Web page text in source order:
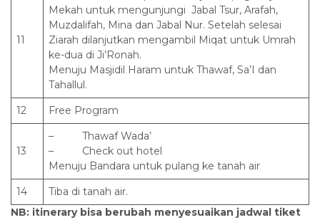
11
Mekah untuk mengunjungi Jabal Tsur, Arafah,
Muzdalifah, Mina dan Jabal Nur. Setelah selesai
Ziarah dilanjutkan mengambil Miqat untuk Umrah
ke-dua di Ji’Ronah.
Menuju Masjidil Haram untuk Thawaf, Sa’I dan
Tahallul.
12
Free Program
13
– Thawaf Wada’
– Check out hotel
Menuju Bandara untuk pulang ke tanah air
14
Tiba di tanah air.
NB: itinerary bisa berubah menyesuaikan jadwal tiket